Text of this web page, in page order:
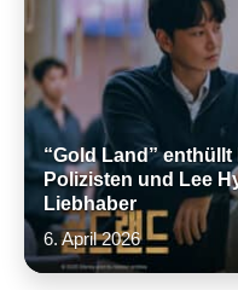
“Gold Land”
Polizisten und Lee
Liebhaber
6. April 2026